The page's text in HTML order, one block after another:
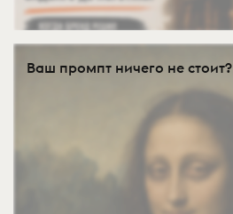
Ваш промпт ничего не стоит?